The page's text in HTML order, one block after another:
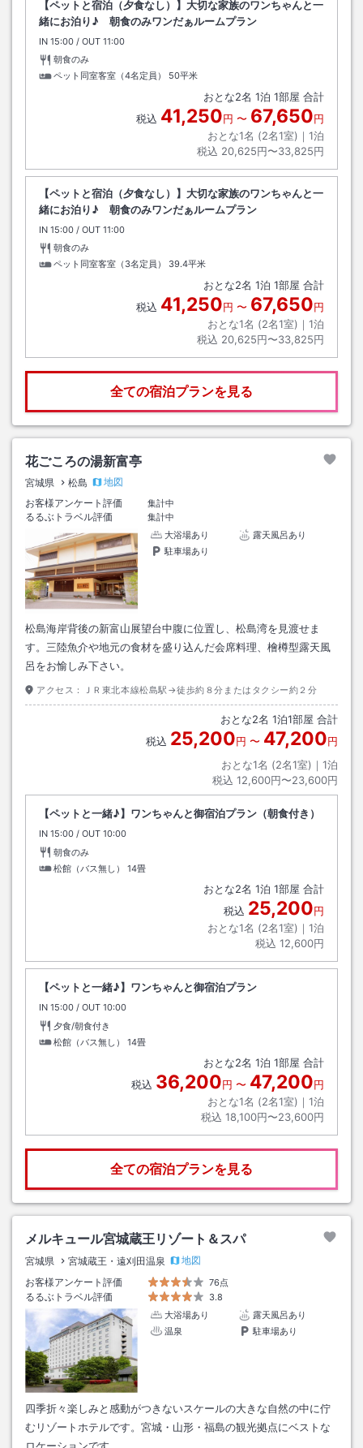
【ペットと宿泊（夕食なし）】大切な家族のワンちゃんと一
緒にお泊り♪ 朝食のみワンだぁルームプラン
IN チェックイン
15:00 / OUT チェックアウト
11:00
朝食のみ
ペット同室客室（4名定員）
50平米
おとな2名 1泊 1部屋 合計
税込 41,250円 〜 67,650円
おとな1名 (2名1室)｜ 1泊
税込 20,625円〜33,825円
【ペットと宿泊（夕食なし）】大切な家族のワンちゃんと一
緒にお泊り♪ 朝食のみワンだぁルームプラン
IN チェックイン
15:00 / OUT チェックアウト
11:00
朝食のみ
ペット同室客室（3名定員）
39.4平米
おとな2名 1泊 1部屋 合計
税込 41,250円 〜 67,650円
おとな1名 (2名1室)｜ 1泊
税込 20,625円〜33,825円
全ての宿泊プランを見る
花ごころの湯新富亭
宮城県 松島
地図
お客様アンケート評価
集計中
るるぶトラベル評価
集計中
大浴場あり
露天風呂あり
駐車場あり
松島海岸背後の新富山展望台中腹に位置し、松島湾を見渡せま
す。三陸魚介や地元の食材を盛り込んだ会席料理、檜樽型露天風
呂をお愉しみ下さい。
アクセス： ＪＲ東北本線松島駅→徒歩約８分またはタクシー約２分
おとな2名 1泊1部屋 合計
税込 25,200円 〜 47,200円
おとな1名 (2名1室)｜ 1泊
税込 12,600円〜23,600円
【ペットと一緒♪】ワンちゃんと御宿泊プラン（朝食付き）
IN チェックイン
15:00 / OUT チェックアウト
10:00
朝食のみ
松館（バス無し）
14畳
おとな2名 1泊 1部屋 合計
税込 25,200円
おとな1名 (2名1室)｜ 1泊
税込 12,600円
【ペットと一緒♪】ワンちゃんと御宿泊プラン
IN チェックイン
15:00 / OUT チェックアウト
10:00
夕食/朝食付き
松館（バス無し）
14畳
おとな2名 1泊 1部屋 合計
税込 36,200円 〜 47,200円
おとな1名 (2名1室)｜ 1泊
税込 18,100円〜23,600円
全ての宿泊プランを見る
メルキュール宮城蔵王リゾート＆スパ
宮城県 宮城蔵王・遠刈田温泉
地図
お客様アンケート評価
76点
るるぶトラベル評価
3.8
大浴場あり
露天風呂あり
温泉
駐車場あり
四季折々楽しみと感動がつきないスケールの大きな自然の中に佇
むリゾートホテルです。宮城・山形・福島の観光拠点にベストな